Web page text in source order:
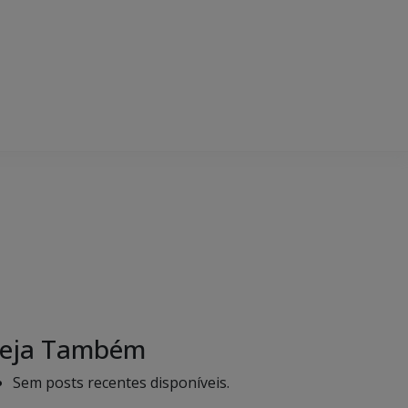
Também
Sem posts recentes disponíveis.